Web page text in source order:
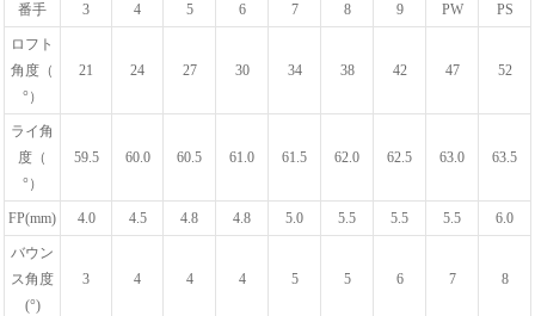
番手 3 4 5 6 7 8 9 PW PS
ロフト
角度（
°）
21 24 27 30 34 38 42 47 52
ライ角
度（
°）
59.5 60.0 60.5 61.0 61.5 62.0 62.5 63.0 63.5
FP(mm) 4.0 4.5 4.8 4.8 5.0 5.5 5.5 5.5 6.0
バウン
ス角度
(°)
3 4 4 4 5 5 6 7 8